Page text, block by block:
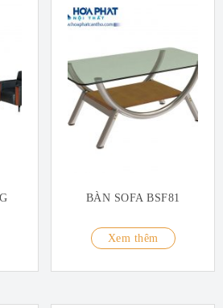
BÀN SOFA BSF81
Xem thêm